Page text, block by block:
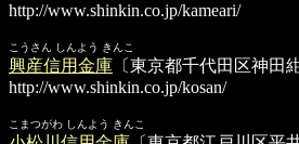
http://www.shinkin.co.jp/kameari/
こうさん しんよう きんこ
興産信用金庫 〔東京都千代田区神田
http://www.shinkin.co.jp/kosan/
こまつがわ しんよう きんこ